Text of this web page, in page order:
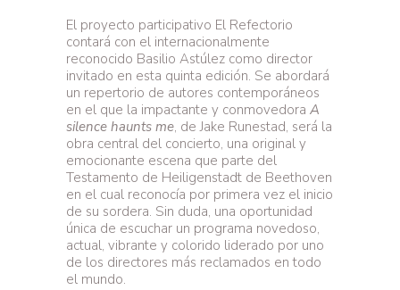
El proyecto participativo El Refectorio
contará con el internacionalmente
reconocido Basilio Astúlez como director
invitado en esta quinta edición. Se abordará
un repertorio de autores contemporáneos
en el que la impactante y conmovedora A
silence haunts me, de Jake Runestad, será la
obra central del concierto, una original y
emocionante escena que parte del
Testamento de Heiligenstadt de Beethoven
en el cual reconocía por primera vez el inicio
de su sordera. Sin duda, una oportunidad
única de escuchar un programa novedoso,
actual, vibrante y colorido liderado por uno
de los directores más reclamados en todo
el mundo.